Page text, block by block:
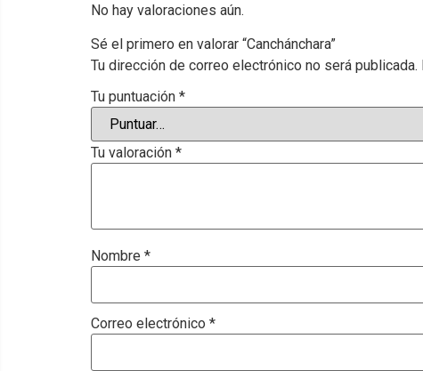
No hay valoraciones aún.
Sé el primero en valorar “Canchánchara”
Tu dirección de correo electrónico no será publicada.
Tu puntuación *
Tu valoración *
Nombre *
Correo electrónico *